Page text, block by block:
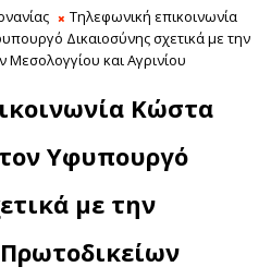
Τηλεφωνική επικοινωνία
Δικαιοσύνης σχετικά με την
και Αγρινίου
Κώστα
Υφυπουργό
με την